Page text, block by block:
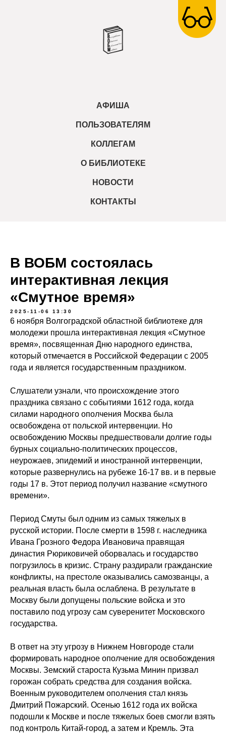
АФИША
ПОЛЬЗОВАТЕЛЯМ
КОЛЛЕГАМ
О БИБЛИОТЕКЕ
НОВОСТИ
КОНТАКТЫ
В ВОБМ состоялась
интерактивная лекция
«Смутное время»
2025-11-06 13:30
6 ноября Волгоградской областной библиотеке для
молодежи прошла интерактивная лекция «Смутное
время», посвященная Дню народного единства,
который отмечается в Российской Федерации с 2005
года и является государственным праздником.
Слушатели узнали, что происхождение этого
праздника связано с событиями 1612 года, когда
силами народного ополчения Москва была
освобождена от польской интервенции. Но
освобождению Москвы предшествовали долгие годы
бурных социально-политических процессов,
неурожаев, эпидемий и иностранной интервенции,
которые развернулись на рубеже 16-17 вв. и в первые
годы 17 в. Этот период получил название «смутного
времени».
Период Смуты был одним из самых тяжелых в
русской истории. После смерти в 1598 г. наследника
Ивана Грозного Федора Ивановича правящая
династия Рюриковичей оборвалась и государство
погрузилось в кризис. Страну раздирали гражданские
конфликты, на престоле оказывались самозванцы, а
реальная власть была ослаблена. В результате в
Москву были допущены польские войска и это
поставило под угрозу сам суверенитет Московского
государства.
В ответ на эту угрозу в Нижнем Новгороде стали
формировать народное ополчение для освобождения
Москвы. Земский староста Кузьма Минин призвал
горожан собрать средства для создания войска.
Военным руководителем ополчения стал князь
Дмитрий Пожарский. Осенью 1612 года их войска
подошли к Москве и после тяжелых боев смогли взять
под контроль Китай-город, а затем и Кремль. Эта